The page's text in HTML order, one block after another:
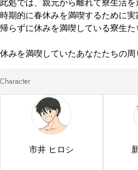
此処では、親元から離れて寮生活を
時期的に春休みを満喫するために
帰らずに休みを満喫している寮生た
休みを満喫していたあなたたちの周
Character
市井 ヒロシ